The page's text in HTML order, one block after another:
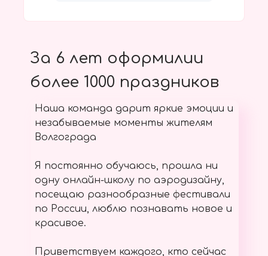
За 6 лет оформилии
более 1000 праздников
Наша команда дарит яркие эмоции и
незабываемые моменты жителям
Волгограда
Я постоянно обучаюсь, прошла ни
одну онлайн-школу по аэродизайну,
посещаю разнообразные фестивали
по России, люблю познавать новое и
красивое.
Приветствуем каждого, кто сейчас